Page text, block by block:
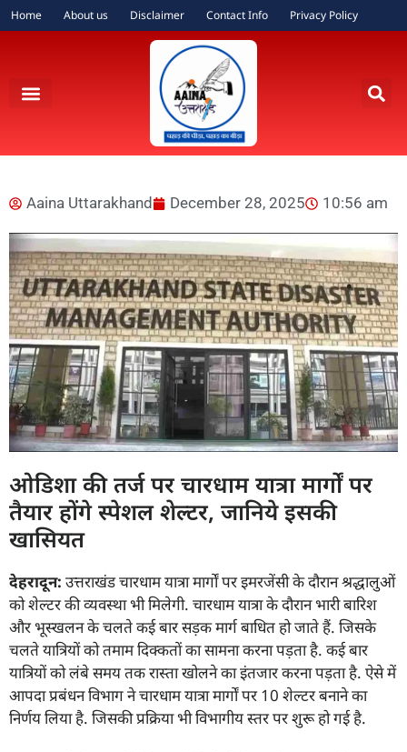
Home About us Disclaimer Contact Info Privacy Policy
Aaina Uttarakhand December 28, 2025 10:56 am
ओडिशा की तर्ज पर चारधाम यात्रा मार्गों पर
तैयार होंगे स्पेशल शेल्टर, जानिये इसकी
खासियत
देहरादून: उत्तराखंड चारधाम यात्रा मार्गों पर इमरजेंसी के दौरान श्रद्धालुओं
को शेल्टर की व्यवस्था भी मिलेगी. चारधाम यात्रा के दौरान भारी बारिश
और भूस्खलन के चलते कई बार सड़क मार्ग बाधित हो जाते हैं. जिसके
चलते यात्रियों को तमाम दिक्कतों का सामना करना पड़ता है. कई बार
यात्रियों को लंबे समय तक रास्ता खोलने का इंतजार करना पड़ता है. ऐसे में
आपदा प्रबंधन विभाग ने चारधाम यात्रा मार्गों पर 10 शेल्टर बनाने का
निर्णय लिया है. जिसकी प्रक्रिया भी विभागीय स्तर पर शुरू हो गई है.